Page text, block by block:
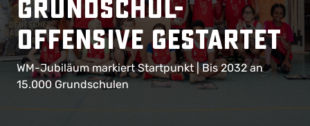
Grundschul-
Offensive gestartet
WM-Jubiläum markiert Startpunkt | Bis 2032 an
15.000 Grundschulen